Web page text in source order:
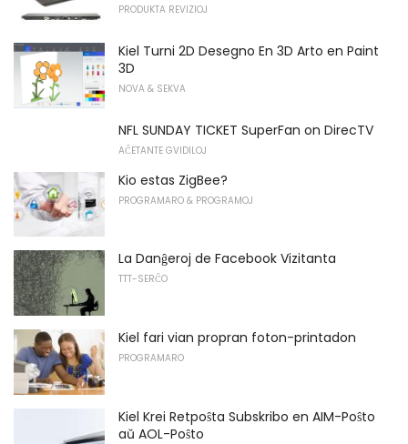
PRODUKTA REVIZIOJ
Kiel Turni 2D Desegno En 3D Arto en Paint
3D
NOVA & SEKVA
NFL SUNDAY TICKET SuperFan on DirecTV
AĈETANTE GVIDILOJ
Kio estas ZigBee?
PROGRAMARO & PROGRAMOJ
La Danĝeroj de Facebook Vizitanta
TTT-SERĈO
Kiel fari vian propran foton-printadon
PROGRAMARO
Kiel Krei Retpoŝta Subskribo en AIM-Poŝto
aŭ AOL-Poŝto